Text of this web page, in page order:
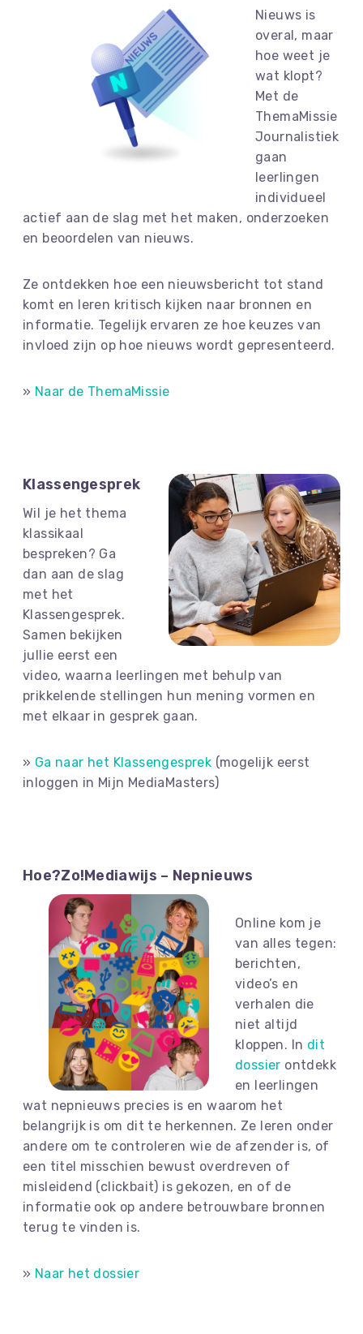
Nieuws is
overal, maar
hoe weet je
wat klopt?
Met de
ThemaMissie
Journalistiek
gaan
leerlingen
individueel
actief aan de slag met het maken, onderzoeken
en beoordelen van nieuws.
Ze ontdekken hoe een nieuwsbericht tot stand
komt en leren kritisch kijken naar bronnen en
informatie. Tegelijk ervaren ze hoe keuzes van
invloed zijn op hoe nieuws wordt gepresenteerd.
» Naar de ThemaMissie
Klassengesprek
Wil je het thema
klassikaal
bespreken? Ga
dan aan de slag
met het
Klassengesprek.
Samen bekijken
jullie eerst een
video, waarna leerlingen met behulp van
prikkelende stellingen hun mening vormen en
met elkaar in gesprek gaan.
» Ga naar het Klassengesprek (mogelijk eerst
inloggen in Mijn MediaMasters)
Hoe?Zo!Mediawijs – Nepnieuws
Online kom je
van alles tegen:
berichten,
video’s en
verhalen die
niet altijd
kloppen. In dit
dossier ontdekk
en leerlingen
wat nepnieuws precies is en waarom het
belangrijk is om dit te herkennen. Ze leren onder
andere om te controleren wie de afzender is, of
een titel misschien bewust overdreven of
misleidend (clickbait) is gekozen, en of de
informatie ook op andere betrouwbare bronnen
terug te vinden is.
» Naar het dossier